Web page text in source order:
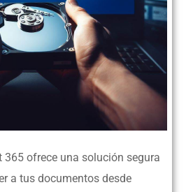
365 ofrece una solución segura
a tus documentos desde